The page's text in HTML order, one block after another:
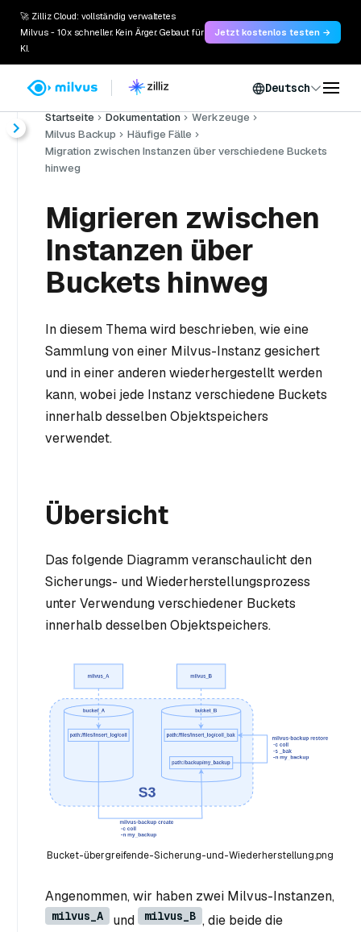
🚀 Zilliz Cloud: vollständig verwaltetes
Milvus - 10x schneller. Kein Ärger. Gebaut für
KI.
Jetzt kostenlos testen →
Deutsch
Startseite Dokumentation
Werkzeuge
Milvus Backup
Häufige Fälle
Migration zwischen Instanzen über verschiedene Buckets
hinweg
Migrieren zwischen
Instanzen über
Buckets hinweg
In diesem Thema wird beschrieben, wie eine
Sammlung von einer Milvus-Instanz gesichert
und in einer anderen wiederhergestellt werden
kann, wobei jede Instanz verschiedene Buckets
innerhalb desselben Objektspeichers
verwendet.
Übersicht
Das folgende Diagramm veranschaulicht den
Sicherungs- und Wiederherstellungsprozess
unter Verwendung verschiedener Buckets
innerhalb desselben Objektspeichers.
Bucket-übergreifende-Sicherung-und-Wiederherstellung.png
Angenommen, wir haben zwei Milvus-Instanzen,
milvus_A und milvus_B , die beide die